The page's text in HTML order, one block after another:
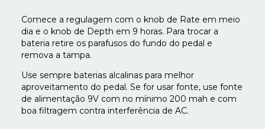
Comece a regulagem com o knob de Rate em meio
dia e o knob de Depth em 9 horas. Para trocar a
bateria retire os parafusos do fundo do pedal e
remova a tampa.
Use sempre baterias alcalinas para melhor
aproveitamento do pedal. Se for usar fonte, use fonte
de alimentação 9V com no mínimo 200 mah e com
boa filtragem contra interferência de AC.